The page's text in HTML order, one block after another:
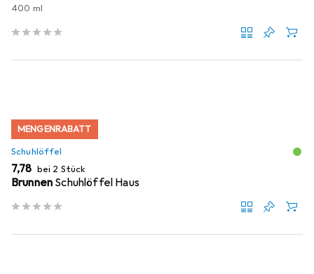
400 ml
MENGENRABATT
Schuhlöffel
EUR
7,78 bei 2 Stück
Brunnen Schuhlöffel Haus